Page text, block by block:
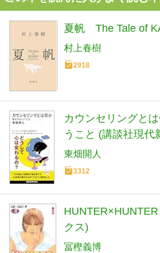
夏帆 The Tale of
村上春樹
2918
カウンセリングと
うこと (講談社現代
東畑開人
3312
クス)
冨樫義博